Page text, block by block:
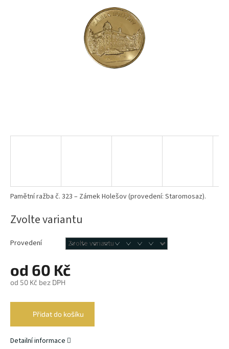
od 60 Kč
od 50 Kč bez DPH
Zvolte variantu
Provedení
Přidat do košíku
Pamětní ražba č. 323 – Zámek Holešov (provedení: Staromosaz).
Detailní informace